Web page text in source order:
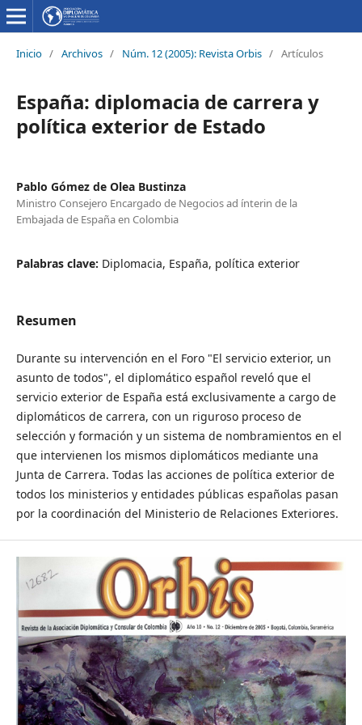
Inicio / Archivos / Núm. 12 (2005): Revista Orbis / Artículos
España: diplomacia de carrera y
política exterior de Estado
Pablo Gómez de Olea Bustinza
Ministro Consejero Encargado de Negocios ad ínterin de la
Embajada de España en Colombia
Palabras clave: Diplomacia, España, política exterior
Resumen
Durante su intervención en el Foro "El servicio exterior, un
asunto de todos", el diplomático español reveló que el
servicio exterior de España está exclusivamente a cargo de
diplomáticos de carrera, con un riguroso proceso de
selección y formación y un sistema de nombramientos en el
que intervienen los mismos diplomáticos mediante una
Junta de Carrera. Todas las acciones de política exterior de
todos los ministerios y entidades públicas españolas pasan
por la coordinación del Ministerio de Relaciones Exteriores.